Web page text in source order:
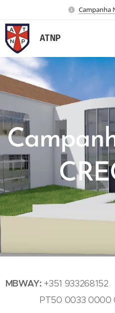
Campanha
ATNP
MBWAY: +351
PT50 0033 0000